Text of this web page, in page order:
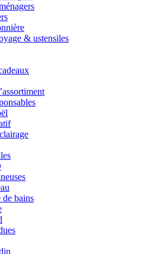
& ustensiles
de bains